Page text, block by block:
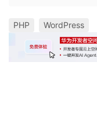
PHP WordPress